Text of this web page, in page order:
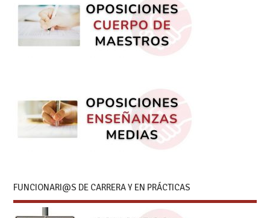
FUNCIONARI@S DE CARRERA Y EN PRÁCTICAS